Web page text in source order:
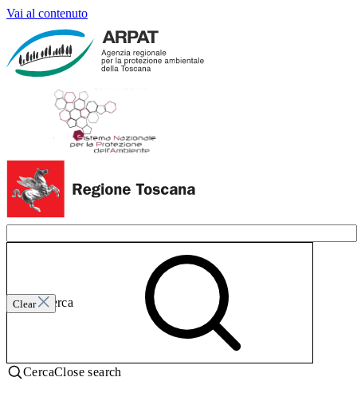
Vai al contenuto
Clear
Invia ricerca
CercaClose search